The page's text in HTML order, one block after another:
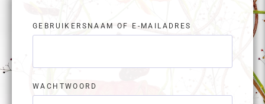
GEBRUIKERSNAAM OF E-MAILADRES
WACHTWOORD